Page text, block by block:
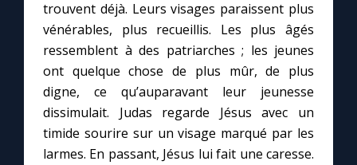
trouvent déjà. Leurs visages paraissent plus
vénérables, plus recueillis. Les plus âgés
ressemblent à des patriarches ; les jeunes
ont quelque chose de plus mûr, de plus
digne, ce qu’auparavant leur jeunesse
dissimulait. Judas regarde Jésus avec un
timide sourire sur un visage marqué par les
larmes. En passant, Jésus lui fait une caresse.